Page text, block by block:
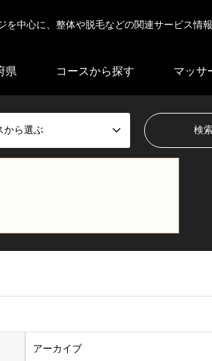
中心に、整体や脱毛などの関連サービス情
県 コースから探す マッサ
から選ぶ